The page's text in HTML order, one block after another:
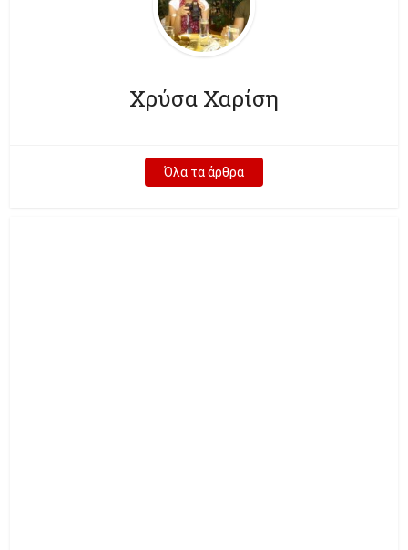
Χρύσα Χαρίση
Όλα τα άρθρα